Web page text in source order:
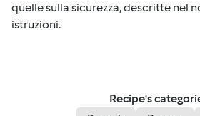
quelle sulla sicurezza, descritte nel
istruzioni.
Recipe's